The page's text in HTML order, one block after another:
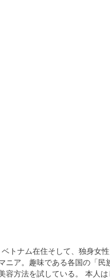
トナム在住そして、独身女性
ア。趣味である各国の「民
容方法を試している。 本人は